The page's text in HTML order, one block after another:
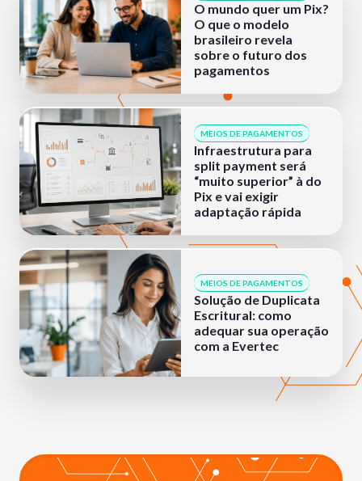
O mundo quer um Pix?
O que o modelo
brasileiro revela
sobre o futuro dos
pagamentos
MEIOS DE PAGAMENTOS
Infraestrutura para
split payment será
“muito superior” à do
Pix e vai exigir
adaptação rápida
MEIOS DE PAGAMENTOS
Solução de Duplicata
Escritural: como
adequar sua operação
com a Evertec